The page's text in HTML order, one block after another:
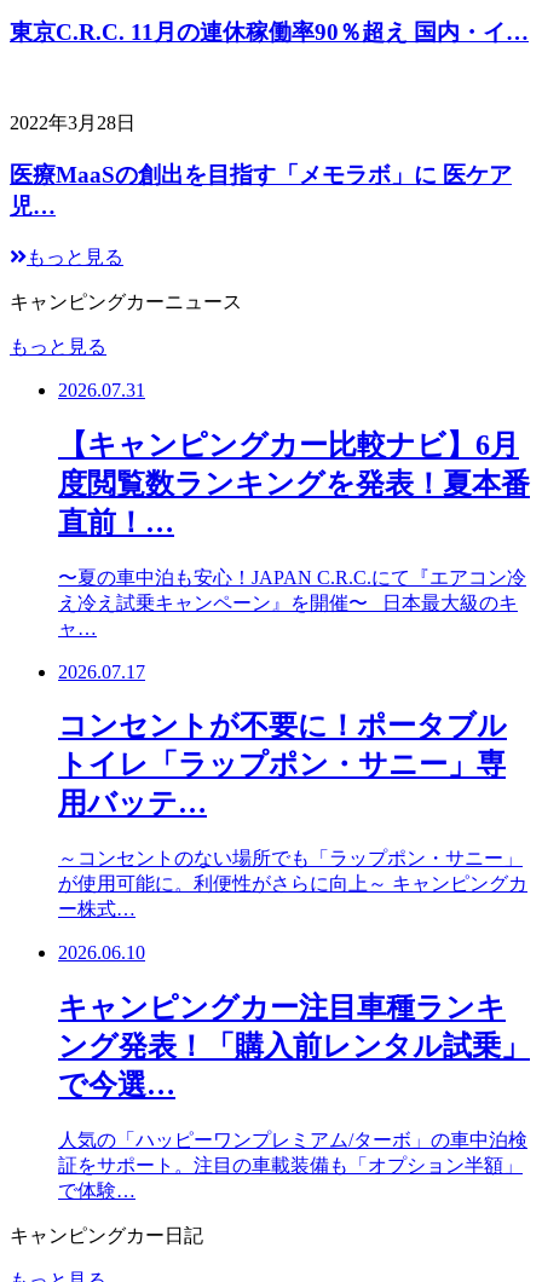
東京C.R.C. 11月の連休稼働率90％超え 国内・イ…
2022年3月28日
医療MaaSの創出を目指す「メモラボ」に 医ケア
児…
もっと見る
キャンピングカーニュース
もっと見る
2026.07.31
【キャンピングカー比較ナビ】6月
度閲覧数ランキングを発表！夏本番
直前！…
〜夏の車中泊も安心！JAPAN C.R.C.にて『エアコン冷
え冷え試乗キャンペーン』を開催〜 日本最大級のキ
ャ…
2026.07.17
コンセントが不要に！ポータブル
トイレ「ラップポン・サニー」専
用バッテ…
～コンセントのない場所でも「ラップポン・サニー」
が使用可能に。利便性がさらに向上～ キャンピングカ
ー株式…
2026.06.10
キャンピングカー注目車種ランキ
ング発表！「購入前レンタル試乗」
で今選…
人気の「ハッピーワンプレミアム/ターボ」の車中泊検
証をサポート。注目の車載装備も「オプション半額」
で体験…
キャンピングカー日記